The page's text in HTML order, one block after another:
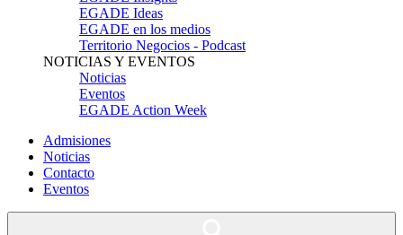
EGADE Ideas
EGADE en los medios
Territorio Negocios - Podcast
NOTICIAS Y EVENTOS
Noticias
Eventos
EGADE Action Week
Admisiones
Noticias
Contacto
Eventos